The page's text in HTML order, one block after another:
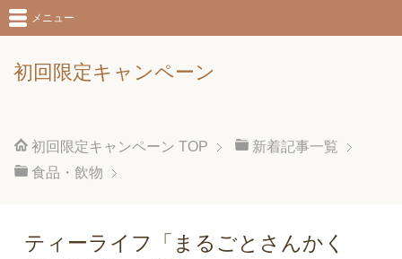
初回限定キャンペーン
メニュー
初回限定キャンペーン TOP
新着記事一覧
食品・飲物
ティーライフ「まるごとさんかく